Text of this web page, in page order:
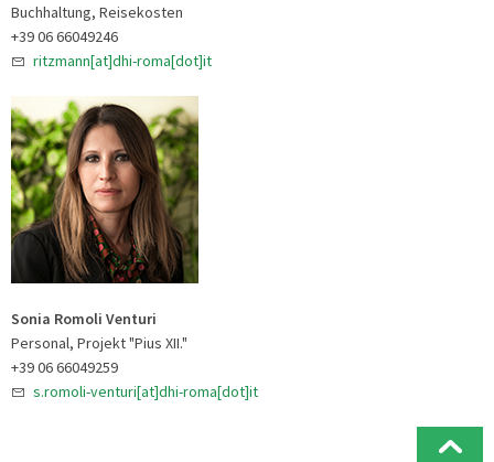
Buchhaltung, Reisekosten
+39 06 66049246
ritzmann[at]dhi-roma[dot]it
Sonia Romoli Venturi
Personal, Projekt "Pius XII."
+39 06 66049259
s.romoli-venturi[at]dhi-roma[dot]it